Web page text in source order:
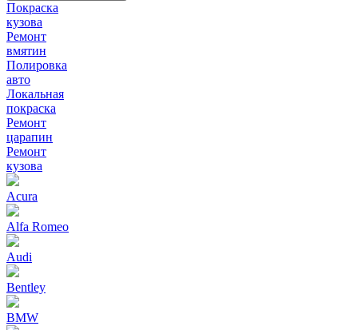
Покраска
кузова
Ремонт
вмятин
Полировка
авто
Локальная
покраска
Ремонт
царапин
Ремонт
кузова
Acura
Alfa Romeo
Audi
Bentley
BMW